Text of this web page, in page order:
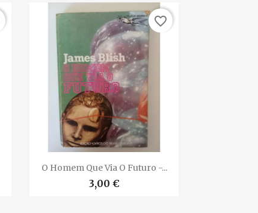
Vista rápida
O Homem Que Via O Futuro -...
3,00 €
favorite_border